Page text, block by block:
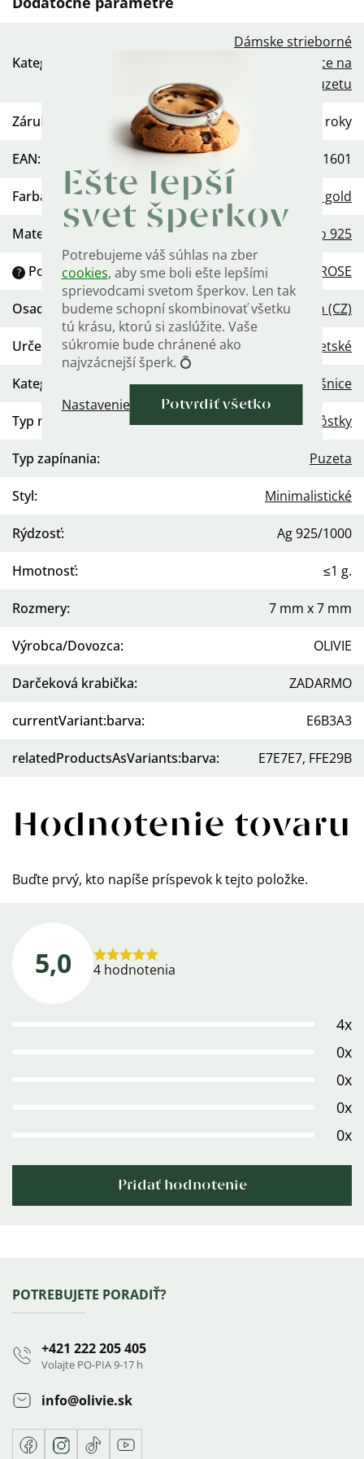
Ešte lepší
svet šperkov
Potrebujeme váš súhlas na zber
cookies, aby sme boli ešte lepšími
sprievodcami svetom šperkov. Len tak
budeme schopní skombinovať všetku
tú krásu, ktorú si zaslúžite. Vaše
súkromie bude chránené ako
najvzácnejší šperk. 💍
Nastavenie Potvrdiť všetko
Kategória
Dámske strieborné
náušnice na
puzetu
Záruka 2 roky
EAN: 568754451601
Farba Rose gold
Materiál Striebro 925
? Povrchová úprava : Pozlátené ROSE
Osadenie: Zirkón (CZ)
Určenie : Detské
Kategória Náušnice
Typ náušníc Kôstky
Typ zapínania: Puzeta
Styl: Minimalistické
Rýdzosť: Ag 925/1000
Hmotnosť: ≤1 g.
Rozmery: 7 mm x 7 mm
Výrobca/Dovozca: OLIVIE
Darčeková krabička: ZADARMO
currentVariant:barva: E6B3A3
relatedProductsAsVariants:barva: E7E7E7, FFE29B
Hodnotenie tovaru
Buďte prvý, kto napíše príspevok k tejto položke.
5,0
Priemerné
4 hodnotenia
4x
0x
0x
0x
0x
Pridať hodnotenie
Zápätie
POTREBUJETE PORADIŤ?
+421 222 205 405
Volajte PO-PIA 9-17 h
info@olivie.sk
FacebookInstagram
TikTokYoutube